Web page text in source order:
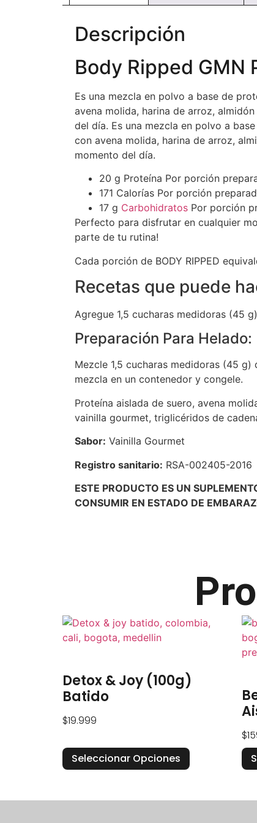
Descripción
Body Ripped GMN
Es una mezcla en polvo a base de
avena molida, harina de arroz,
del día. Es una mezcla en polvo a
con avena molida, harina de arroz,
momento del día.
20 g Proteína Por porción
171 Calorías Por porción
17 g Carbohidratos Por porción
Perfecto para disfrutar en cualquier
parte de tu rutina!
Cada porción de BODY RIPPED
Recetas que puede
Agregue 1,5 cucharas medidoras (45
Preparación Para Helado:
Mezcle 1,5 cucharas medidoras (45
mezcla en un contenedor y congele.
Proteína aislada de suero, avena
vainilla gourmet, triglicéridos de
Sabor: Vainilla Gourmet
Registro sanitario: RSA-002405-2016
ESTE PRODUCTO ES UN
CONSUMIR EN ESTADO DE
Detox & Joy (100g)
Batido
$19.999
Seleccionar Opciones
$